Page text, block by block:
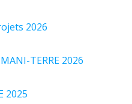
2026
TERRE 2026
2025